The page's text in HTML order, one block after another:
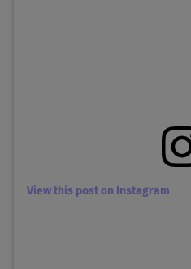
View this post on Instagram